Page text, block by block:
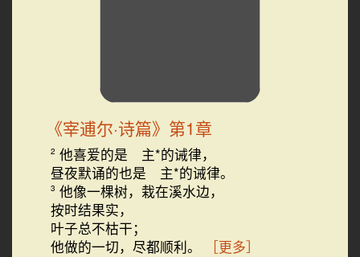
《宰逋尔·诗篇》第1章
2 他喜爱的是 主*的诫律，
昼夜默诵的也是 主*的诫律。
3 他像一棵树，栽在溪水边，
按时结果实，
叶子总不枯干；
他做的一切，尽都顺利。
［更多］